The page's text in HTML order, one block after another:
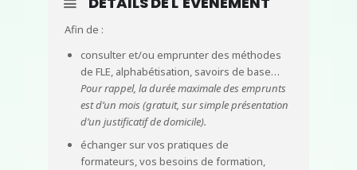
Afin de :
consulter et/ou emprunter des méthodes
de FLE, alphabétisation, savoirs de base…
Pour rappel, la durée maximale des emprunts
est d’un mois (gratuit, sur simple présentation
d’un justificatif de domicile).
échanger sur vos pratiques de
formateurs, vos besoins de formation,